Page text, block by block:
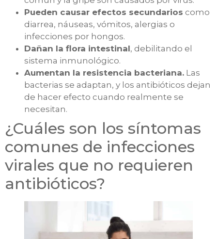
Pueden causar efectos secundarios como
diarrea, náuseas, vómitos, alergias o
infecciones por hongos.
Dañan la flora intestinal, debilitando el
sistema inmunológico.
Aumentan la resistencia bacteriana. Las
bacterias se adaptan, y los antibióticos dejan
de hacer efecto cuando realmente se
necesitan.
¿Cuáles son los síntomas
comunes de infecciones
virales que no requieren
antibióticos?